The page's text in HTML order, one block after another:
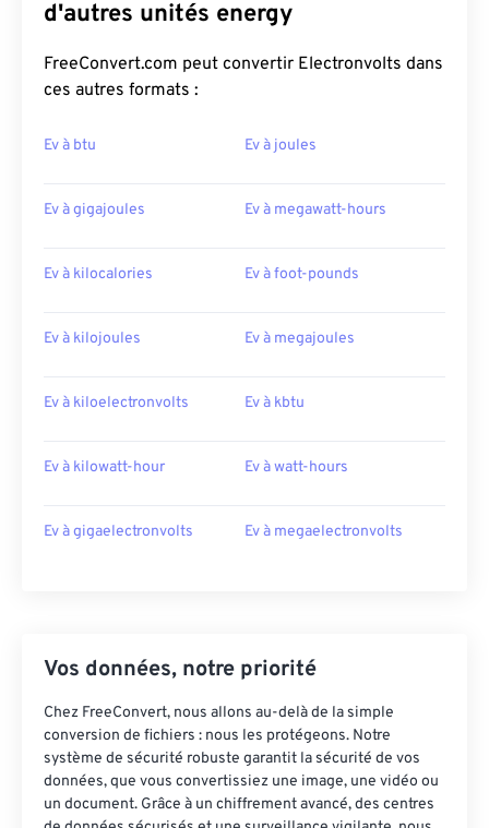
d'autres unités energy
FreeConvert.com peut convertir Electronvolts dans
ces autres formats :
Ev à btu Ev à joules
Ev à gigajoules Ev à megawatt-hours
Ev à kilocalories Ev à foot-pounds
Ev à kilojoules Ev à megajoules
Ev à kiloelectronvolts Ev à kbtu
Ev à kilowatt-hour Ev à watt-hours
Ev à gigaelectronvolts Ev à megaelectronvolts
Vos données, notre priorité
Chez FreeConvert, nous allons au-delà de la simple
conversion de fichiers : nous les protégeons. Notre
système de sécurité robuste garantit la sécurité de vos
données, que vous convertissiez une image, une vidéo ou
un document. Grâce à un chiffrement avancé, des centres